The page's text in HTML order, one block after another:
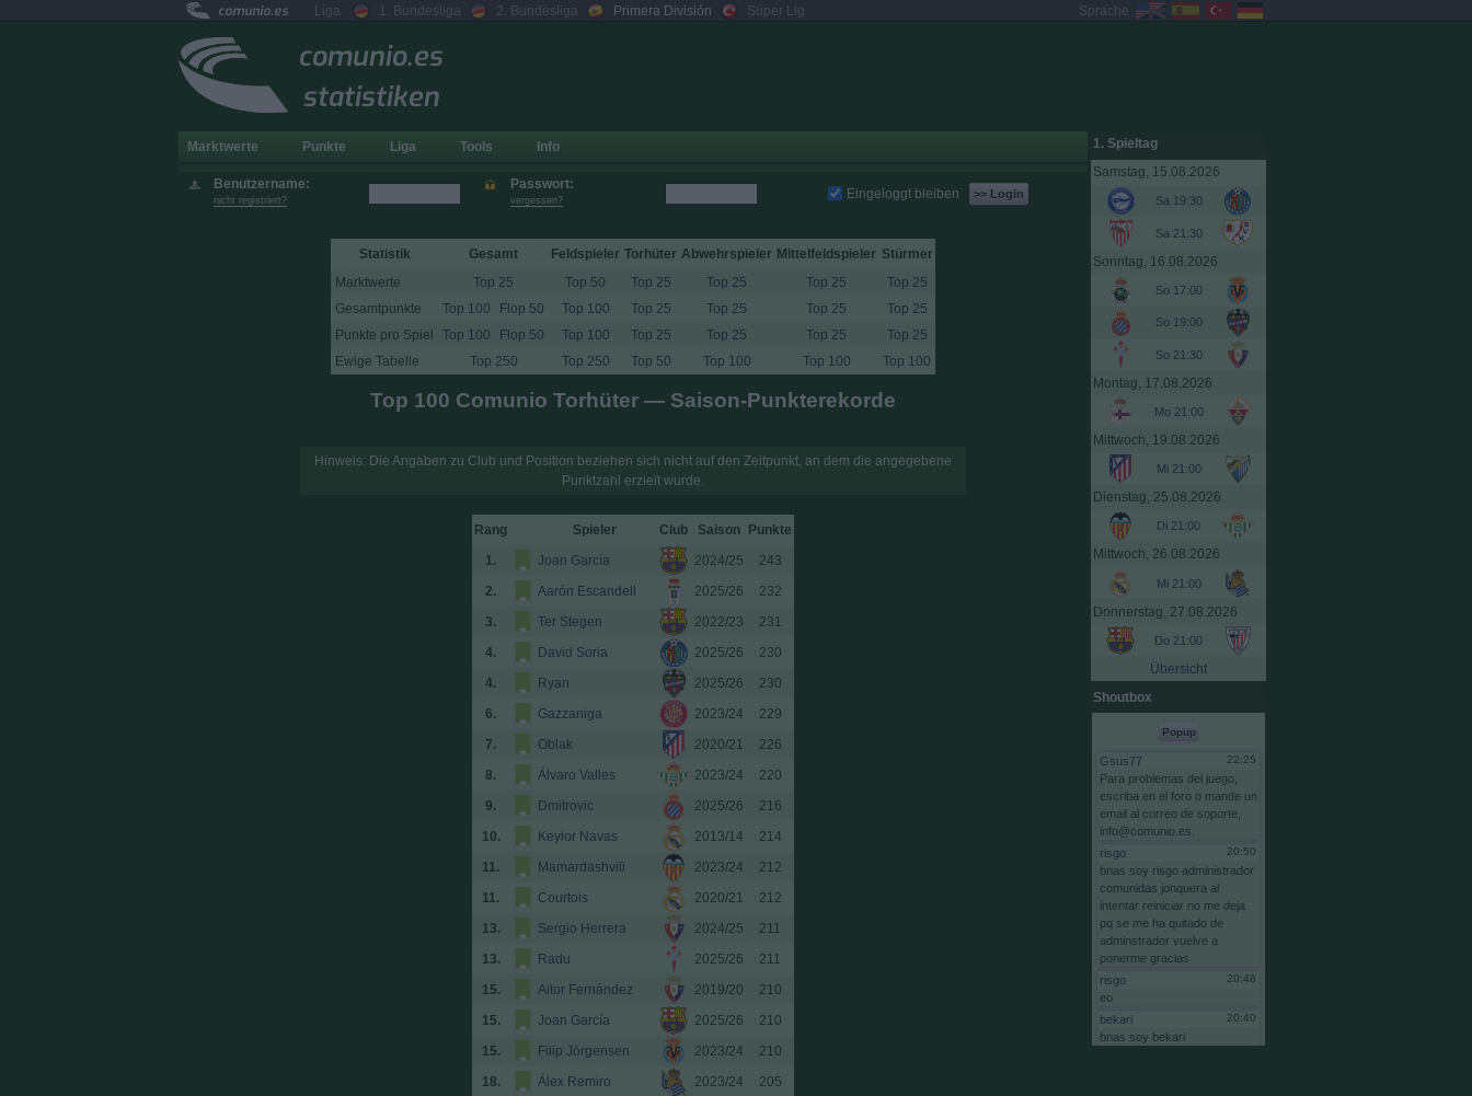
comunio.es Liga 1. Bundesliga 2. Bundesliga Primera División Süper Lig Sprache
comunio.es
statistiken
Marktwerte Punkte Liga Tools Info
Benutzername:
nicht registriert?
Passwort:
vergessen? Eingeloggt bleiben >> Login
Statistik Gesamt Feldspieler Torhüter Abwehrspieler Mittelfeldspieler Stürmer
Marktwerte
Top 25 Top 50 Top 25 Top 25 Top 25
Top 25
Gesamtpunkte
Top 100 Flop 50 Top 100 Top 25 Top 25 Top 25
Top 25
Punkte pro Spiel
Top 100 Flop 50 Top 100 Top 25 Top 25 Top 25
Top 25
Ewige Tabelle
Top 250 Top 250 Top 50 Top 100 Top 100 Top 100
Top 100 Comunio Torhüter — Saison-Punkterekorde
Hinweis: Die Angaben zu Club und Position beziehen sich nicht auf den Zeitpunkt, an dem die angegebene
Punktzahl erzielt wurde.
Rang Spieler Club Saison
Punkte
1.
Joan García 2024/25
243
2.
Aarón Escandell 2025/26
232
3.
Ter Stegen 2022/23
231
4.
David Soria 2025/26
230
4.
Ryan 2025/26
230
6.
Gazzaniga 2023/24
229
7.
Oblak 2020/21
226
8.
Álvaro Valles 2023/24
220
9.
Dmitrovic 2025/26
216
10.
Keylor Navas 2013/14
214
11.
Mamardashvili 2023/24
212
11.
Courtois 2020/21
212
13.
Sergio Herrera 2024/25
211
13.
Radu 2025/26
211
15.
Aitor Fernández 2019/20
210
15.
Joan García 2025/26
210
15.
Filip Jörgensen 2023/24
210
18.
Álex Remiro 2023/24
205
1. Spieltag
Samstag, 15.08.2026
Sa 19:30
Sa 21:30
Sonntag, 16.08.2026
So 17:00
So 19:00
So 21:30
Montag, 17.08.2026
Mo 21:00
Mittwoch, 19.08.2026
Mi 21:00
Dienstag, 25.08.2026
Di 21:00
Mittwoch, 26.08.2026
Mi 21:00
Donnerstag, 27.08.2026
Do 21:00
Übersicht
Shoutbox
Popup
22:25
Gsus77
Para problemas del juego,
escriba en el foro o mande un
email al correo de soporte,
info@comunio.es.
20:50
risgo
bnas soy risgo administrador
comunidas jonquera al
intentar reiniciar no me deja
pq se me ha quitado de
adminstrador vuelve a
ponerme gracias
20:48
risgo
eo
20:40
bekari
bnas soy bekari